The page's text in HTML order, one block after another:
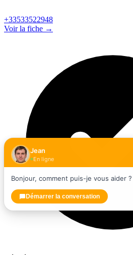
+33533522948
Voir la fiche →
Jean
En ligne
Bonjour, comment puis-je vous aider ?
Démarrer la conversation